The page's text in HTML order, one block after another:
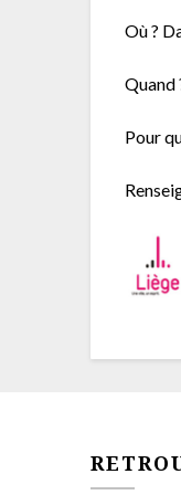
Où ?
Quand
Pour